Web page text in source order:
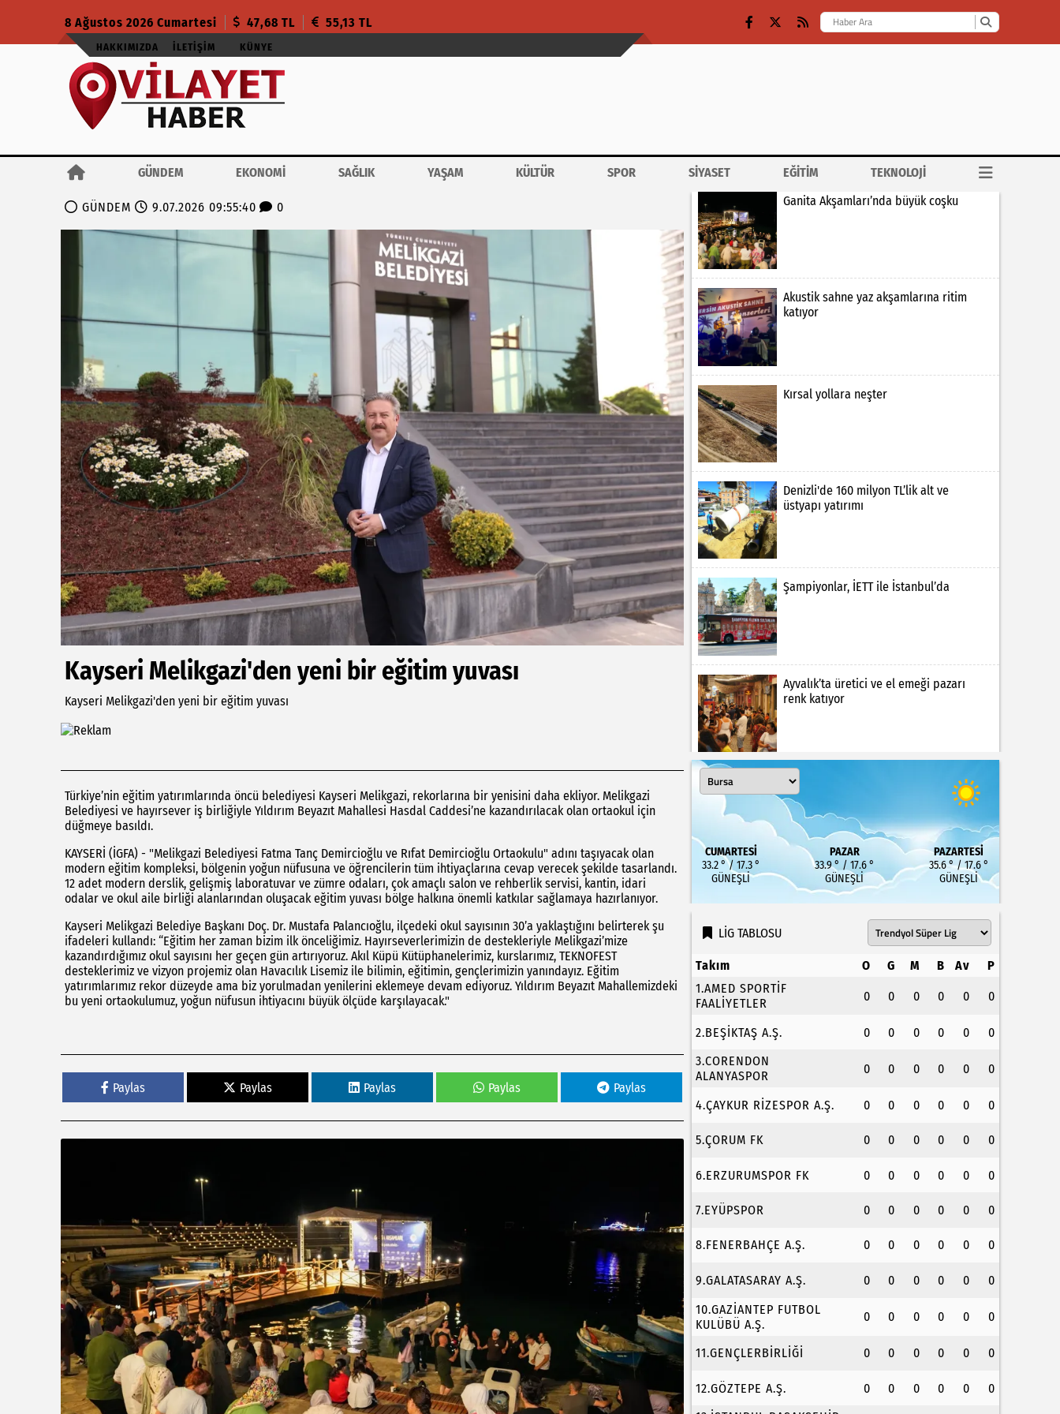
8 Ağustos 2026 Cumartesi 47,68 TL 55,13 TL
HAKKIMIZDA İLETIŞIM KÜNYE
GÜNDEM EKONOMİ SAĞLIK YAŞAM KÜLTÜR SPOR SİYASET EĞİTİM TEKNOLOJİ
GÜNDEM 9.07.2026 09:55:40 0
Kayseri Melikgazi'den yeni bir eğitim yuvası
Kayseri Melikgazi'den yeni bir eğitim yuvası
Türkiye’nin eğitim yatırımlarında öncü belediyesi Kayseri Melikgazi, rekorlarına bir yenisini daha ekliyor. Melikgazi
Belediyesi ve hayırsever iş birliğiyle Yıldırım Beyazıt Mahallesi Hasdal Caddesi’ne kazandırılacak olan ortaokul için
düğmeye basıldı.
KAYSERİ (İGFA) - "Melikgazi Belediyesi Fatma Tanç Demircioğlu ve Rıfat Demircioğlu Ortaokulu" adını taşıyacak olan
modern eğitim kompleksi, bölgenin yoğun nüfusuna ve öğrencilerin tüm ihtiyaçlarına cevap verecek şekilde tasarlandı.
12 adet modern derslik, gelişmiş laboratuvar ve zümre odaları, çok amaçlı salon ve rehberlik servisi, kantin, idari
odalar ve okul aile birliği alanlarından oluşacak eğitim yuvası bölge halkına önemli katkılar sağlamaya hazırlanıyor.
Kayseri Melikgazi Belediye Başkanı Doç. Dr. Mustafa Palancıoğlu, ilçedeki okul sayısının 30’a yaklaştığını belirterek şu
ifadeleri kullandı: “Eğitim her zaman bizim ilk önceliğimiz. Hayırseverlerimizin de destekleriyle Melikgazi’mize
kazandırdığımız okul sayısını her geçen gün artırıyoruz. Akıl Küpü Kütüphanelerimiz, kurslarımız, TEKNOFEST
desteklerimiz ve vizyon projemiz olan Havacılık Lisemiz ile bilimin, eğitimin, gençlerimizin yanındayız. Eğitim
yatırımlarımız rekor düzeyde ama biz yorulmadan yenilerini eklemeye devam ediyoruz. Yıldırım Beyazıt Mahallemizdeki
bu yeni ortaokulumuz, yoğun nüfusun ihtiyacını büyük ölçüde karşılayacak."
Paylas Paylas Paylas Paylas Paylas
Ganita Akşamları’nda büyük coşku
Akustik sahne yaz akşamlarına ritim
katıyor
Kırsal yollara neşter
Denizli'de 160 milyon TL’lik alt ve
üstyapı yatırımı
Şampiyonlar, İETT ile İstanbul’da
Ayvalık’ta üretici ve el emeği pazarı
renk katıyor
CUMARTESI
33.2 ° / 17.3 °
GÜNEŞLI
PAZAR
33.9 ° / 17.6 °
GÜNEŞLI
PAZARTESI
35.6 ° / 17.6 °
GÜNEŞLI
LİG TABLOSU
Takım O G M B Av
P
1.AMED SPORTİF
FAALİYETLER
0 0 0 0 0 0
2.BEŞİKTAŞ A.Ş. 0 0 0 0 0
0
3.CORENDON
ALANYASPOR
0 0 0 0 0 0
4.ÇAYKUR RİZESPOR A.Ş. 0 0 0 0 0 0
5.ÇORUM FK 0 0 0 0 0 0
6.ERZURUMSPOR FK 0 0 0 0 0 0
7.EYÜPSPOR 0 0 0 0 0 0
8.FENERBAHÇE A.Ş. 0 0 0 0 0 0
9.GALATASARAY A.Ş. 0 0 0 0 0
0
10.GAZİANTEP FUTBOL
KULÜBÜ A.Ş.
0 0 0 0 0 0
11.GENÇLERBİRLİĞİ 0 0 0 0 0 0
12.GÖZTEPE A.Ş. 0 0 0 0 0
0